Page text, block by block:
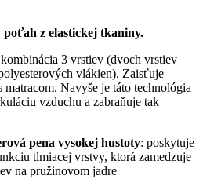
z elastickej tkaniny.
3 vrstiev (dvoch vrstiev
vlákien). Zaisťuje
Navyše je táto technológia
vzduchu a zabraňuje tak
pena vysokej hustoty: poskytuje
tlmiacej vrstvy, ktorá zamedzuje
na pružinovom jadre